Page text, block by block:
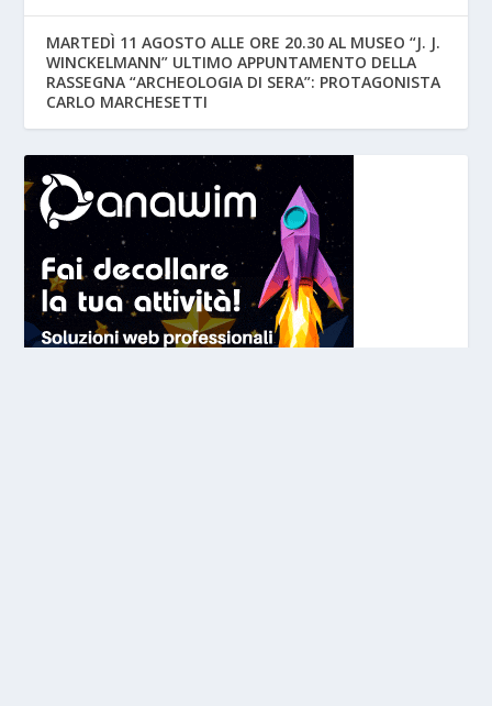
MARTEDÌ 11 AGOSTO ALLE ORE 20.30 AL MUSEO “J. J.
WINCKELMANN” ULTIMO APPUNTAMENTO DELLA
RASSEGNA “ARCHEOLOGIA DI SERA”: PROTAGONISTA
CARLO MARCHESETTI